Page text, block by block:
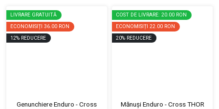
LIVRARE GRATUITĂ
ECONOMISIȚI 36.00 RON
12% REDUCERE
Genunchiere Enduro - Cross
COST DE LIVRARE: 20.00 RON
ECONOMISIȚI 22.00 RON
20% REDUCERE
Mănuși Enduro - Cross THOR